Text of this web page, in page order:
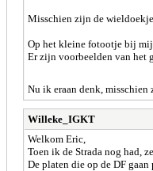
Misschien zijn de
Op het kleine fotootje bij
Er zijn voorbeelden van het
Nu ik eraan denk,
Willeke_IGKT
Welkom Eric,
Toen ik de Strada nog had,
De platen die op de DF